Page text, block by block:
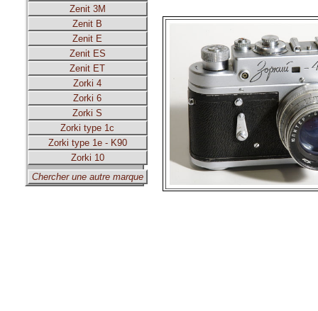
Zenit 3M
Zenit B
Zenit E
Zenit ES
Zenit ET
Zorki 4
Zorki 6
Zorki S
Zorki type 1c
Zorki type 1e - K90
Zorki 10
Chercher une autre marque